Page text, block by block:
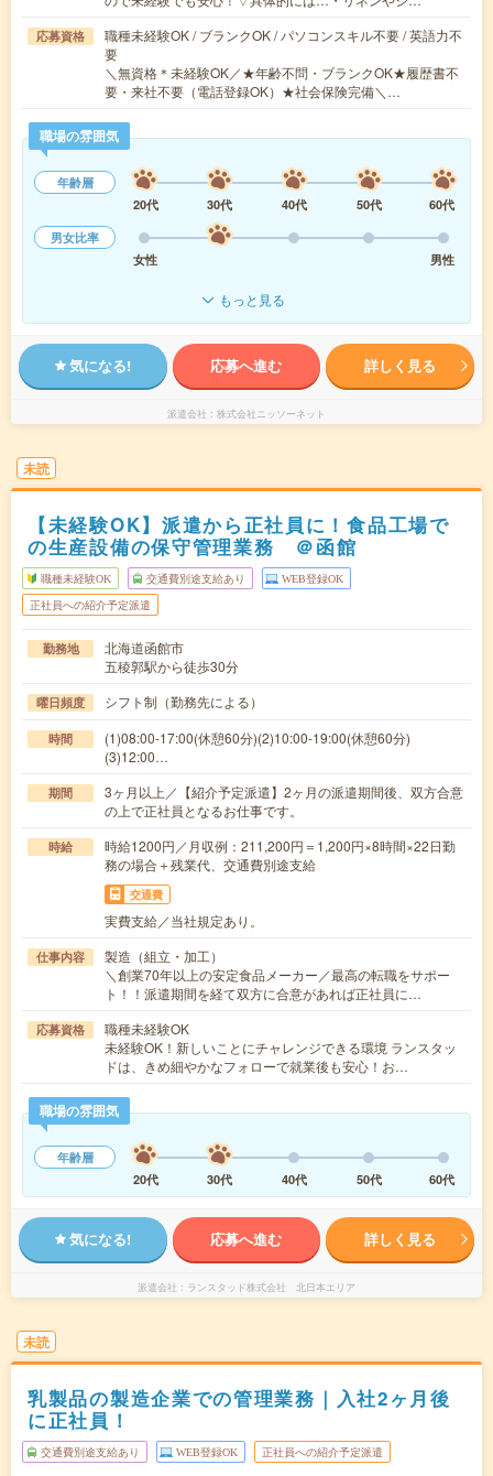
応募資格
職種未経験OK / ブランクOK / パソコンスキル不要 / 英語力不
要
＼無資格＊未経験OK／★年齢不問・ブランクOK★履歴書不
要・来社不要（電話登録OK）★社会保険完備＼…
職場の雰囲気
年齢層
20代
30代 40代 50代
60代
男女比率
女性
男性
もっと見る
気になる! 応募へ進む 詳しく見る
派遣会社 株式会社ニッソーネット
未読
【未経験OK】派遣から正社員に！食品工場で
の生産設備の保守管理業務 ＠函館
職種未経験OK 交通費別途支給あり WEB登録OK
正社員への紹介予定派遣
勤務地
北海道函館市
五稜郭駅から徒歩30分
曜日頻度 シフト制（勤務先による）
時間
(1)08:00-17:00(休憩60分)(2)10:00-19:00(休憩60分)
(3)12:00…
期間
3ヶ月以上／【紹介予定派遣】2ヶ月の派遣期間後、双方合意
の上で正社員となるお仕事です。
時給
時給1200円／月収例：211,200円＝1,200円×8時間×22日勤
務の場合＋残業代、交通費別途支給
交通費
実費支給／当社規定あり。
仕事内容
製造（組立・加工）
＼創業70年以上の安定食品メーカー／最高の転職をサポー
ト！！派遣期間を経て双方に合意があれば正社員に…
応募資格
職種未経験OK
未経験OK！新しいことにチャレンジできる環境 ランスタッ
ドは、きめ細やかなフォローで就業後も安心！お…
職場の雰囲気
年齢層
20代
30代 40代 50代 60代
気になる! 応募へ進む 詳しく見る
派遣会社 ランスタッド株式会社 北日本エリア
未読
乳製品の製造企業での管理業務｜入社2ヶ月後
に正社員！
交通費別途支給あり WEB登録OK 正社員への紹介予定派遣